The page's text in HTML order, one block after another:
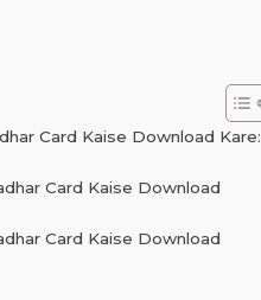
Card Kaise Download Kare:
Card Kaise Download
Card Kaise Download